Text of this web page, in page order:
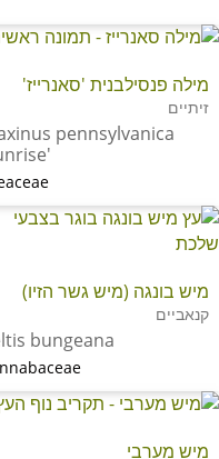
מילה פנסילבנית 'סאנרייז'
זיתיים
pennsylvanica
מיש בונגה (מיש גשר הזיו)
קנאביים
bungeana
מיש מערבי